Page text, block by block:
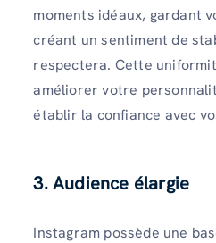
moments idéaux, gardant
créant un sentiment de
respectera. Cette
améliorer votre
établir la confiance avec
3. Audience élargie
Instagram possède une